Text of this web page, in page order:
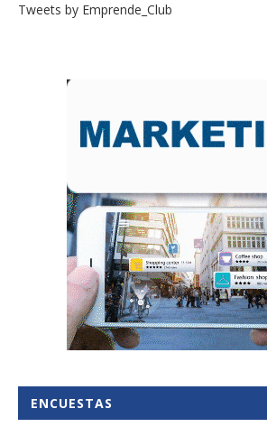
Tweets by Emprende_Club
ENCUESTAS